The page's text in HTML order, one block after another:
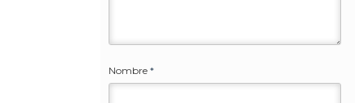
Nombre*